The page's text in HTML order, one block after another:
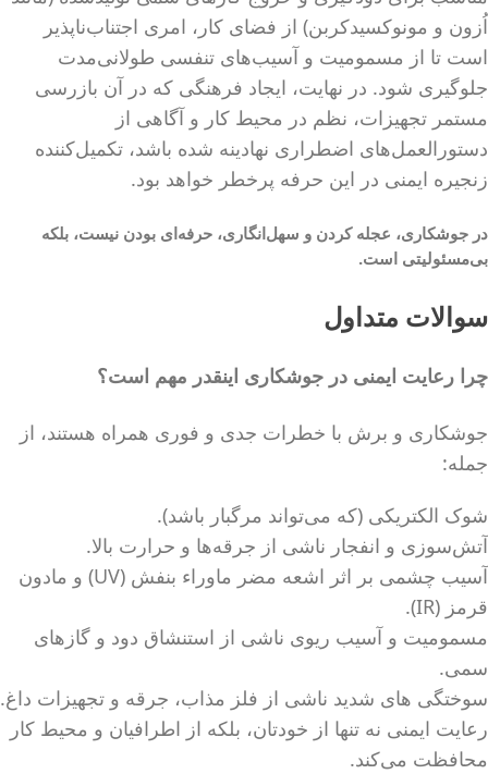
اُزون و مونوکسیدکربن) از فضای کار، امری اجتناب‌ناپذیر
است تا از مسمومیت و آسیب‌های تنفسی طولانی‌مدت
جلوگیری شود. در نهایت، ایجاد فرهنگی که در آن بازرسی
مستمر تجهیزات، نظم در محیط کار و آگاهی از
دستورالعمل‌های اضطراری نهادینه شده باشد، تکمیل‌کننده
زنجیره ایمنی در این حرفه پرخطر خواهد بود.
در جوشکاری، عجله کردن و سهل‌انگاری، حرفه‌ای بودن نیست، بلکه
بی‌مسئولیتی است.
سوالات متداول
چرا رعایت ایمنی در جوشکاری اینقدر مهم است؟
جوشکاری و برش با خطرات جدی و فوری همراه هستند، از
جمله:
شوک الکتریکی (که می‌تواند مرگبار باشد).
آتش‌سوزی و انفجار ناشی از جرقه‌ها و حرارت بالا.
آسیب چشمی بر اثر اشعه مضر ماوراء بنفش (UV) و مادون
قرمز (IR).
مسمومیت و آسیب ریوی ناشی از استنشاق دود و گازهای
سمی.
سوختگی های شدید ناشی از فلز مذاب، جرقه و تجهیزات داغ.
رعایت ایمنی نه تنها از خودتان، بلکه از اطرافیان و محیط کار
محافظت می‌کند.